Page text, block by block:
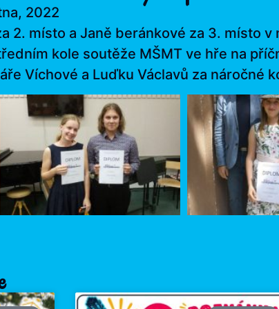
2022
2. místo a Janě beránkové za 3. místo
kole soutěže MŠMT ve hře na
Víchové a Luďku Václavů za náročné